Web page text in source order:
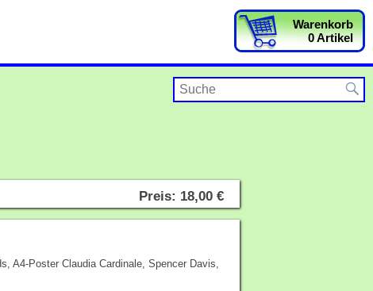
Warenkorb
0 Artikel
Preis: 18,00 €
A4-Poster Claudia Cardinale, Spencer Davis,